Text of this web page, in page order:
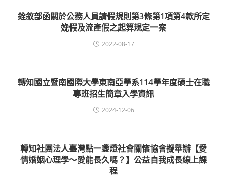
銓敘部函關於公務人員請假規則第3條第1項第4款所定
娩假及流產假之起算規定一案
2022-08-17
轉知國立暨南國際大學東南亞學系114學年度碩士在職
專班招生簡章入學資訊
2024-12-06
轉知社團法人臺灣點一盞燈社會關懷協會擬舉辦【愛
情婚姻心理學〜愛能長久嗎？】公益自我成長線上課
程